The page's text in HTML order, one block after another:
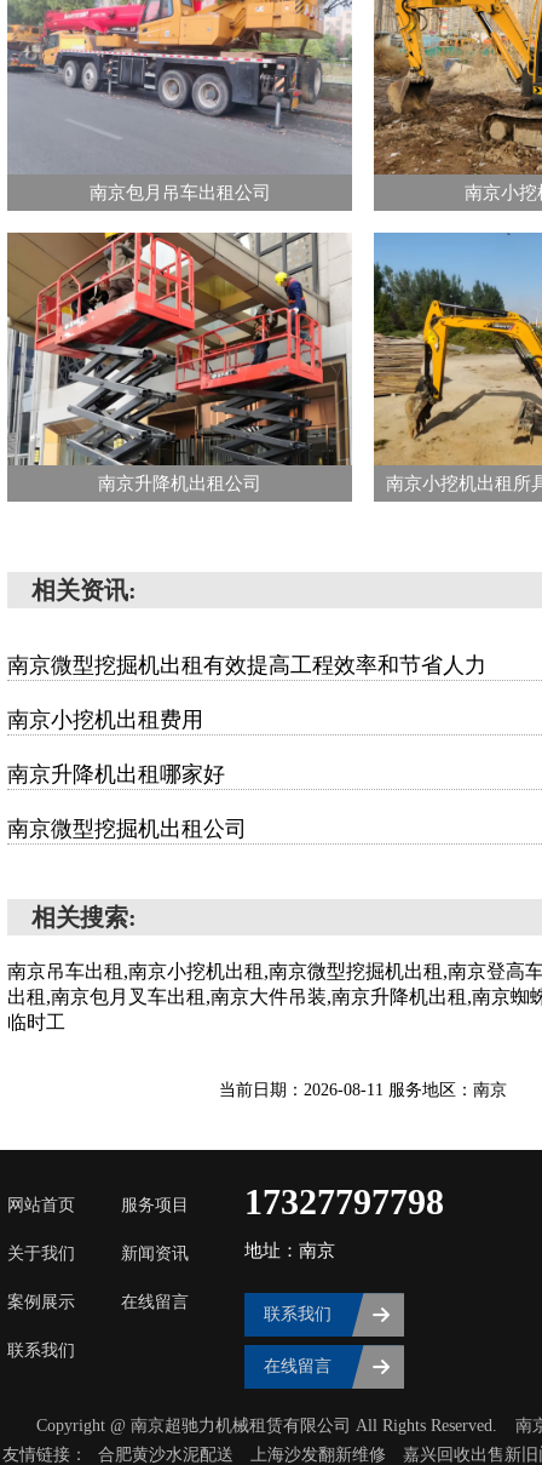
南京包月吊车出租公司 南京小挖
南京升降机出租公司
相关资讯:
南京微型挖掘机出租有效提高工程效率和节省人力
南京小挖机出租费用
南京升降机出租哪家好
南京微型挖掘机出租公司
相关搜索:
南京吊车出租,南京小挖机出租,南京微型挖掘机出租,南京登高
出租,南京包月叉车出租,南京大件吊装,南京升降机出租,南京蜘
临时工
当前日期：2026-08-11 服务地区：南京
网站首页 服务项目
关于我们 新闻资讯
案例展示 在线留言
联系我们
17327797798
地址：南京
联系我们
在线留言
Copyright @ 南京超驰力机械租赁有限公司 All Rights Reserved.
南
友情链接：
合肥黄沙水泥配送 上海沙发翻新维修
嘉兴回收出售新